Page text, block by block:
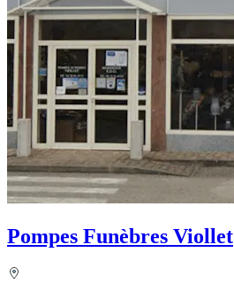
Pompes Funèbres Viollet